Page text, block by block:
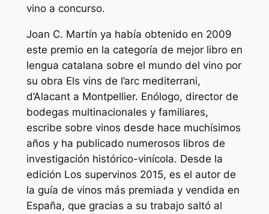
vino a concurso.
Joan C. Martín ya había obtenido en 2009
este premio en la categoría de mejor libro en
lengua catalana sobre el mundo del vino por
su obra Els vins de l’arc mediterrani,
d’Alacant a Montpellier. Enólogo, director de
bodegas multinacionales y familiares,
escribe sobre vinos desde hace muchísimos
años y ha publicado numerosos libros de
investigación histórico-vinícola. Desde la
edición Los supervinos 2015, es el autor de
la guía de vinos más premiada y vendida en
España, que gracias a su trabajo saltó al